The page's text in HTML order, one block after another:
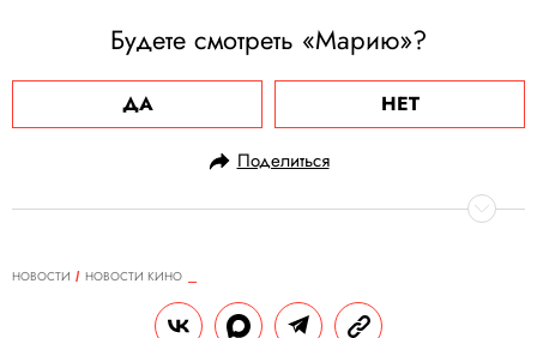
Будете смотреть «Марию»?
ДА НЕТ
Поделиться
НОВОСТИ
НОВОСТИ КИНО